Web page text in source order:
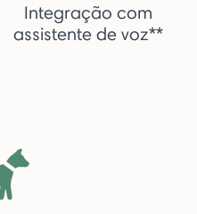
Integração com
assistente de voz**